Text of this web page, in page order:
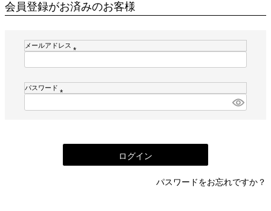
会員登録がお済みのお客様
メールアドレス
須
)
パスワード
ログイン
パスワードをお忘れですか？